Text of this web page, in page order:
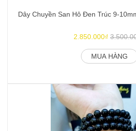
Dây Chuyền San Hô Đen Trúc 9-
2.850.000₫
MUA HÀNG